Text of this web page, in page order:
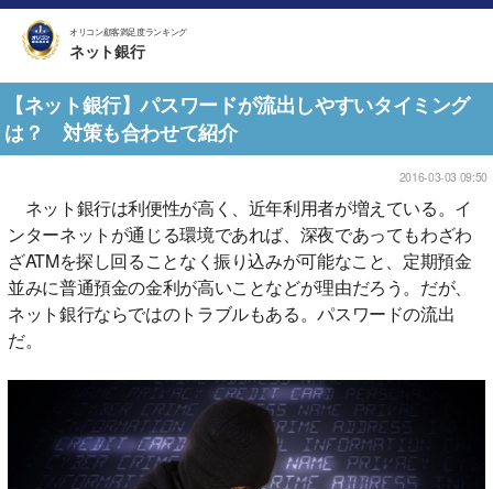
オリコン顧客満足度ランキング
ネット銀行
【ネット銀行】パスワードが流出しやすいタイミング
は？ 対策も合わせて紹介
2016-03-03 09:50
ネット銀行は利便性が高く、近年利用者が増えている。イ
ンターネットが通じる環境であれば、深夜であってもわざわ
ざATMを探し回ることなく振り込みが可能なこと、定期預金
並みに普通預金の金利が高いことなどが理由だろう。だが、
ネット銀行ならではのトラブルもある。パスワードの流出
だ。